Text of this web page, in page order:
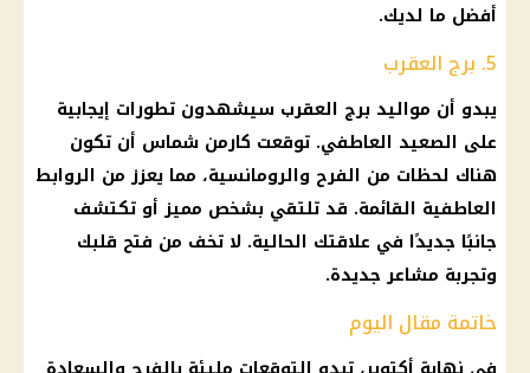
أفضل ما لديك.
5. برج العقرب
يبدو أن مواليد برج العقرب سيشهدون تطورات إيجابية
على الصعيد العاطفي. توقعت كارمن شماس أن تكون
هناك لحظات من الفرح والرومانسية، مما يعزز من الروابط
العاطفية القائمة. قد تلتقي بشخص مميز أو تكتشف
جانبًا جديدًا في علاقتك الحالية. لا تخف من فتح قلبك
وتجربة مشاعر جديدة.
خاتمة مقال اليوم